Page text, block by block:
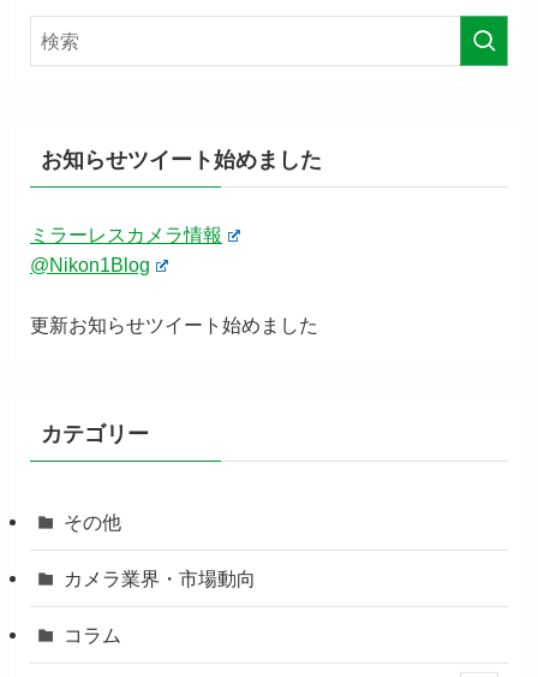
お知らせツイート始めました
ミラーレスカメラ情報
@Nikon1Blog
更新お知らせツイート始めました
カテゴリー
その他
カメラ業界・市場動向
コラム